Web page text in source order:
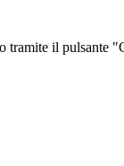
tramite il pulsante